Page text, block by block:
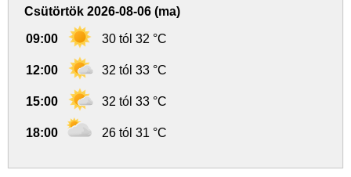
Csütörtök 2026-08-06 (ma)
09:00 30 tól 32 °C
12:00 32 tól 33 °C
15:00 32 tól 33 °C
18:00 26 tól 31 °C